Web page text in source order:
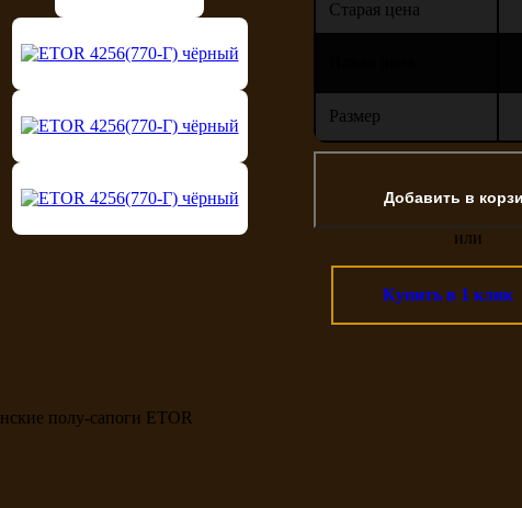
Старая цена
Размер
или
Купить в 1 клик
полу-сапоги ETOR